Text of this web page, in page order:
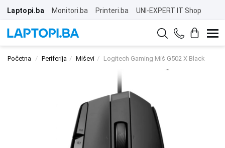
Laptopi.ba Monitori.ba Printeri.ba UNI-EXPERT IT Shop
Početna Periferija Miševi Logitech Gaming Miš G502 X Black